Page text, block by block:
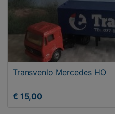
Transvenlo Mercedes HO
€ 15,00